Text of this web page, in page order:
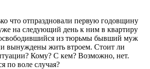
что отпраздновали первую годовщину
на следующий день к ним в квартиру
из тюрьмы бывший муж
вынуждены жить втроем. Стоит ли
Кому? С кем? Возможно, нет.
по воле случая?